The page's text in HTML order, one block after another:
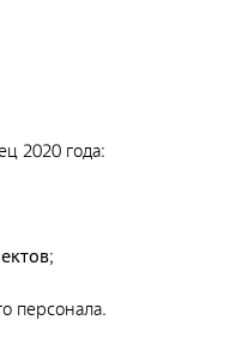
2020 года:
;
персонала.